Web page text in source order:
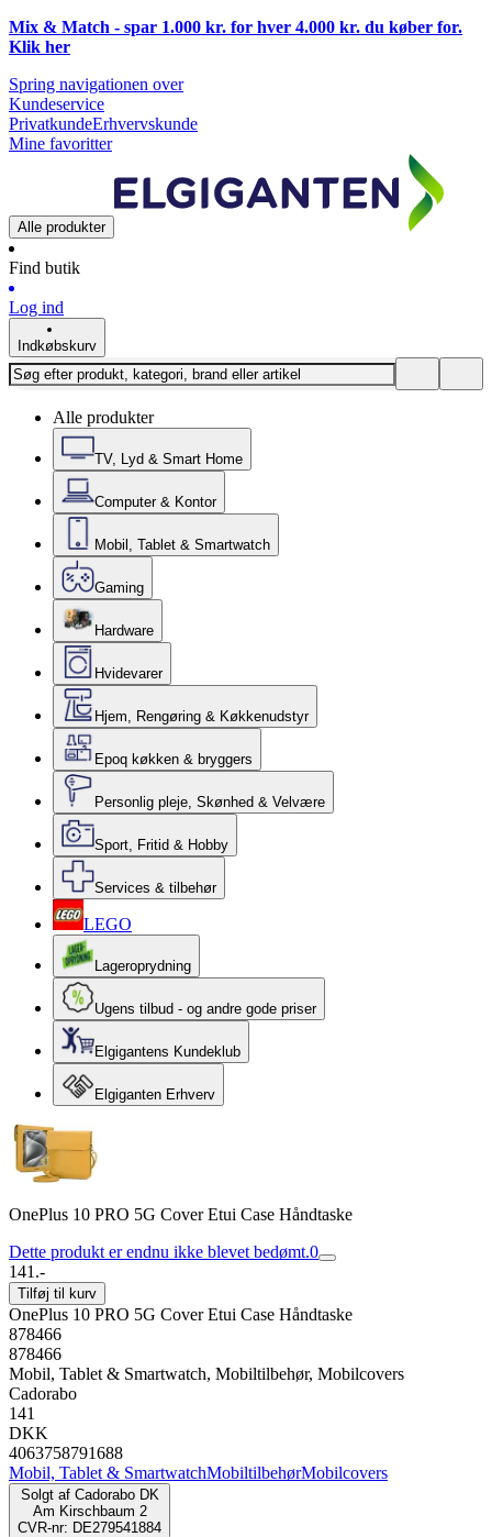
Mix & Match - spar 1.000 kr. for hver 4.000 kr. du køber for.
Klik her
Spring navigationen over
Kundeservice
PrivatkundeErhvervskunde
Mine favoritter
Alle produkter
Find butik
Log ind
Indkøbskurv
Alle produkter
TV, Lyd & Smart Home
Computer & Kontor
Mobil, Tablet & Smartwatch
Gaming
Hardware
Hvidevarer
Hjem, Rengøring & Køkkenudstyr
Epoq køkken & bryggers
Personlig pleje, Skønhed & Velvære
Sport, Fritid & Hobby
Services & tilbehør
LEGO
Lageroprydning
Ugens tilbud - og andre gode priser
Elgigantens Kundeklub
Elgiganten Erhverv
OnePlus 10 PRO 5G Cover Etui Case Håndtaske
Dette produkt er endnu ikke blevet bedømt.0
141.-
Tilføj til kurv
OnePlus 10 PRO 5G Cover Etui Case Håndtaske
878466
878466
Mobil, Tablet & Smartwatch, Mobiltilbehør, Mobilcovers
Cadorabo
141
DKK
4063758791688
Mobil, Tablet & SmartwatchMobiltilbehørMobilcovers
Solgt af Cadorabo DK
Am Kirschbaum 2
CVR-nr: DE279541884